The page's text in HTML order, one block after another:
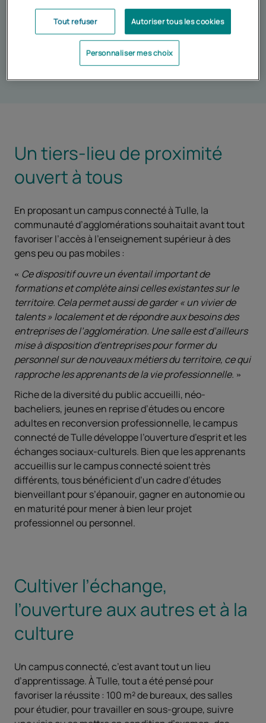
Ce contenu vidéo est désactivé. Pour visualiser
cette vidéo, vous devez accepter les traceurs
associés en acceptant les cookies vidéo.
Personnaliser mes choix
Un tiers-lieu de proximité
ouvert à tous
En proposant un campus connecté à Tulle, la
communauté d’agglomérations souhaitait avant tout
favoriser l’accès à l’enseignement supérieur à des
gens peu ou pas mobiles :
Ce dispositif ouvre un éventail important de
formations et complète ainsi celles existantes sur le
territoire. Cela permet aussi de garder « un vivier de
talents » localement et de répondre aux besoins des
entreprises de l’agglomération. Une salle est d’ailleurs
mise à disposition d’entreprises pour former du
personnel sur de nouveaux métiers du territoire, ce qui
rapproche les apprenants de la vie professionnelle.
Riche de la diversité du public accueilli, néo-
bacheliers, jeunes en reprise d’études ou encore
adultes en reconversion professionnelle, le campus
connecté de Tulle développe l’ouverture d’esprit et les
échanges sociaux-culturels. Bien que les apprenants
accueillis sur le campus connecté soient très
différents, tous bénéficient d’un cadre d’études
bienveillant pour s’épanouir, gagner en autonomie ou
en maturité pour mener à bien leur projet
professionnel ou personnel.
Cultiver l’échange,
l’ouverture aux autres et à la
culture
Un campus connecté, c’est avant tout un lieu
d’apprentissage. À Tulle, tout a été pensé pour
favoriser la réussite : 100 m² de bureaux, des salles
pour étudier, pour travailler en sous-groupe, suivre
Tout refuser Autoriser tous les cookies
Personnaliser mes choix